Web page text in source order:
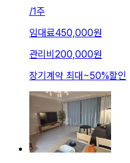
/1주
임대료450,000원
관리비 200,000원
장기계약 최대~50%할인